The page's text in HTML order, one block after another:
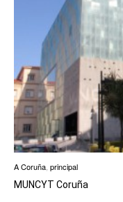
A Coruña principal
MUNCYT Coruña